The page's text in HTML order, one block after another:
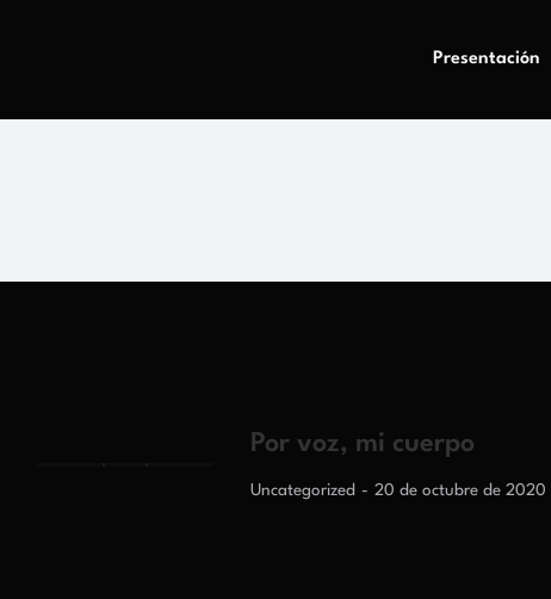
Presentación
Por voz, mi cuerpo
Uncategorized 20 de octubre de 2020